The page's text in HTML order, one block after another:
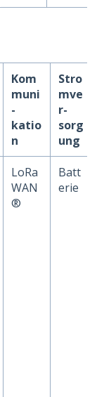
Kom
muni
-
katio
n
Stro
mve
r-
sorg
ung
LoRa
WAN
®
Batt
erie